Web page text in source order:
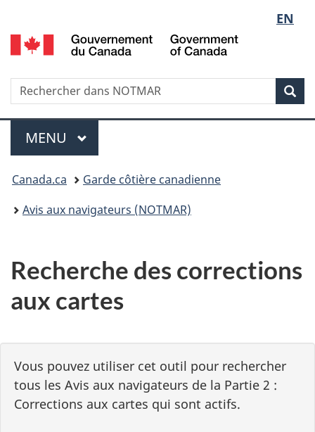
au
contenu
la
HTML
la
langue
EN
of
Recherche
Rechercher
dans
NOTMAR
Menu
MENU PRINCIPAL
Vous
êtes
Canada.ca
Garde côtière canadienne
Avis aux navigateurs (NOTMAR)
Recherche des corrections
aux cartes
Vous pouvez utiliser cet outil pour rechercher
tous les Avis aux navigateurs de la Partie 2 :
Corrections aux cartes qui sont actifs.